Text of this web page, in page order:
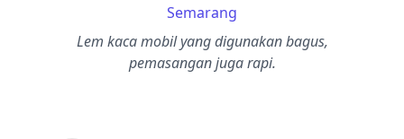
Semarang
Lem kaca mobil yang digunakan bagus,
pemasangan juga rapi.